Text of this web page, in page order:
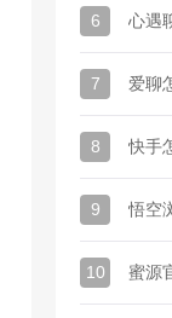
6
7 爱聊
8 快手
9
10